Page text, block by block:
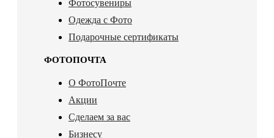
Фотосувениры
Одежда с Фото
Подарочные сертификаты
ФОТОПОЧТА
О ФотоПочте
Акции
Сделаем за вас
Бизнесу